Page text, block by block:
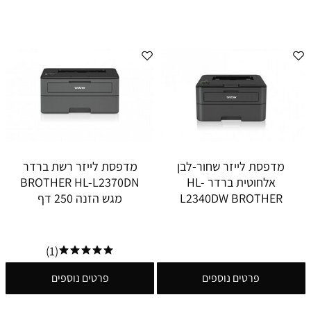
מדפסת לייזר שחור-לבן
אלחוטית ברדר HL-
L2340DW BROTHER
פרטים נוספים
מדפסת לייזר רשת ברדר
BROTHER HL-L2370DN
מגש הזנה 250 דף
(1)
פרטים נוספים